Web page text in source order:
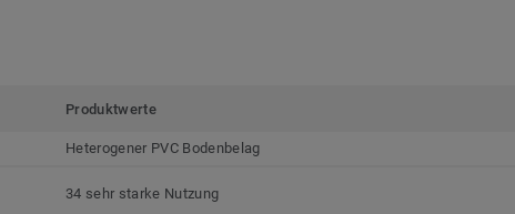
Produktwerte
Heterogener PVC Bodenbelag
34 sehr starke Nutzung